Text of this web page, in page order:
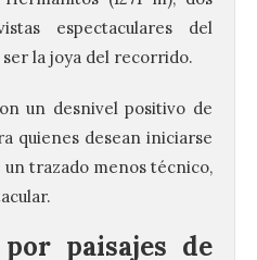
espectaculares del
la joya del recorrido.
un desnivel positivo de
quienes desean iniciarse
trazado menos técnico,
paisajes de